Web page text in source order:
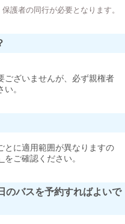
護者の同行が必要となります。
ございませんが、必ず親権者
。
とに適用範囲が異なりますの
をご確認ください。
のバスを予約すればよいで